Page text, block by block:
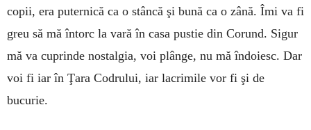
copii, era puternică ca o stâncă şi bună ca o zână. Îmi va fi
greu să mă întorc la vară în casa pustie din Corund. Sigur
mă va cuprinde nostalgia, voi plânge, nu mă îndoiesc. Dar
voi fi iar în Ţara Codrului, iar lacrimile vor fi şi de
bucurie.